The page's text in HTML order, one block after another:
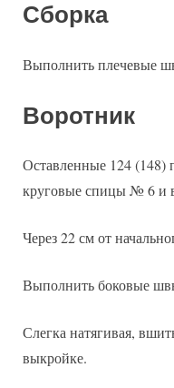
Сборка
Выполнить плечевые
Воротник
Оставленные 124 (148)
круговые спицы № 6 и
Через 22 см от
Выполнить боковые
Слегка натягивая,
выкройке.